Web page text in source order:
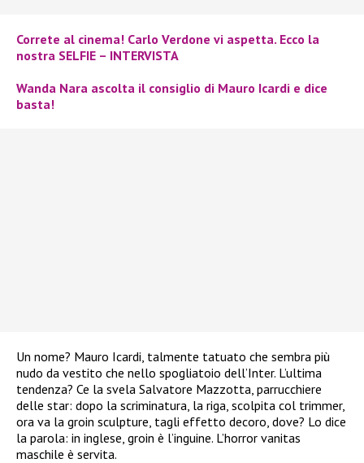
Correte al cinema! Carlo Verdone vi aspetta. Ecco la
nostra SELFIE – INTERVISTA
Wanda Nara ascolta il consiglio di Mauro Icardi e dice
basta!
Un nome? Mauro Icardi, talmente tatuato che sembra più
nudo da vestito che nello spogliatoio dell’Inter. L’ultima
tendenza? Ce la svela Salvatore Mazzotta, parrucchiere
delle star: dopo la scriminatura, la riga, scolpita col trimmer,
ora va la groin sculpture, tagli effetto decoro, dove? Lo dice
la parola: in inglese, groin è l’inguine. L’horror vanitas
maschile è servita.